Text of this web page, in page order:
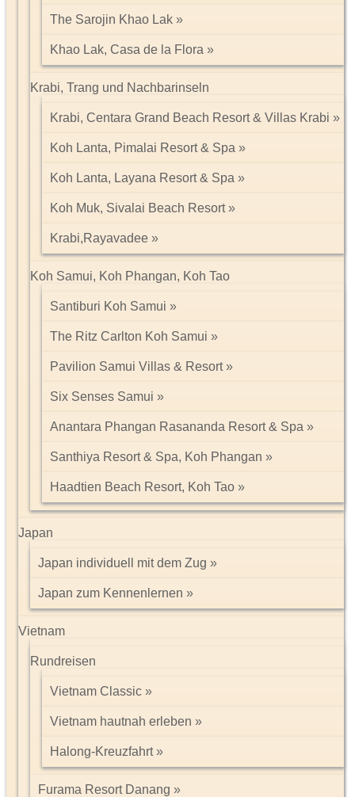
The Sarojin Khao Lak
Khao Lak, Casa de la Flora
Krabi, Trang und Nachbarinseln
Krabi, Centara Grand Beach Resort & Villas Krabi
Koh Lanta, Pimalai Resort & Spa
Koh Lanta, Layana Resort & Spa
Koh Muk, Sivalai Beach Resort
Krabi,Rayavadee
Koh Samui, Koh Phangan, Koh Tao
Santiburi Koh Samui
The Ritz Carlton Koh Samui
Pavilion Samui Villas & Resort
Six Senses Samui
Anantara Phangan Rasananda Resort & Spa
Santhiya Resort & Spa, Koh Phangan
Haadtien Beach Resort, Koh Tao
Japan
Japan individuell mit dem Zug
Japan zum Kennenlernen
Vietnam
Rundreisen
Vietnam Classic
Vietnam hautnah erleben
Halong-Kreuzfahrt
Furama Resort Danang